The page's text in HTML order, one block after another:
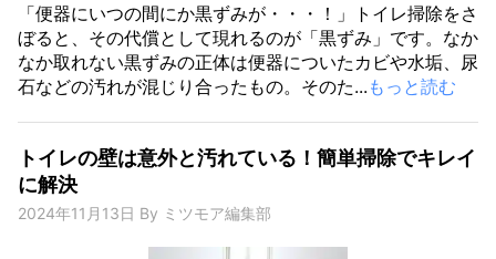
「便器にいつの間にか黒ずみが・・・！」トイレ掃除をさ
ぼると、その代償として現れるのが「黒ずみ」です。なか
なか取れない黒ずみの正体は便器についたカビや水垢、尿
石などの汚れが混じり合ったもの。そのた... もっと読む
トイレの壁は意外と汚れている！簡単掃除でキレイ
に解決
2024年11月13日 By ミツモア編集部